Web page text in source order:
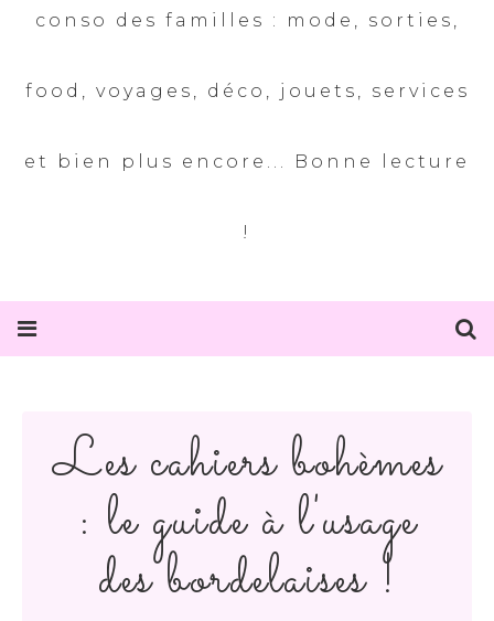
conso des familles : mode, sorties,
food, voyages, déco, jouets, services
et bien plus encore... Bonne lecture
!
Les cahiers bohèmes
: le guide à l'usage
des bordelaises !